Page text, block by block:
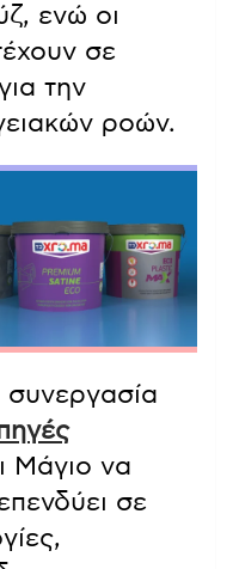
ενώ οι
σε
την
ροών.
συνεργασία
Μάγιο να
σε